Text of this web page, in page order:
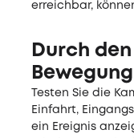
erreichbar,
Durch
Testen Sie die
Einfahrt,
ein Ereignis